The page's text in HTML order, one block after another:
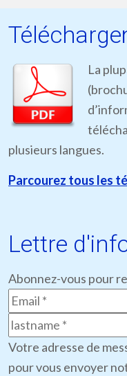
La
plusieurs langues.
Parcourez tous les
Lettre
Abonnez-vous pour
Votre adresse de
pour vous envoyer